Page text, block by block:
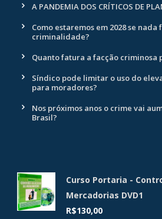
A PANDEMIA DOS CRÍTICOS DE
Como estaremos em 2028 se
criminalidade?
Quanto fatura a facção criminosa
Síndico pode limitar o uso do
para moradores?
Nos próximos anos o crime vai
Brasil?
Curso Portaria -
Mercadorias DVD1
R$130,00